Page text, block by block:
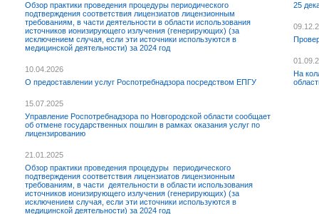
Обзор практики проведения процедуры периодического
подтверждения соответствия лицензиатов лицензионным
требованиям, в части деятельности в области использования
источников ионизирующего излучения (генерирующих) (за
исключением случая, если эти источники используются в
медицинской деятельности) за 2024 год
10.04.2026
О предоставлении услуг Роспотребнадзора посредством ЕПГУ
15.07.2025
Управление Роспотребнадзора по Новгородской области сообщает
об отмене государственных пошлин в рамках оказания услуг по
лицензированию
21.01.2025
Обзор практики проведения процедуры периодического
подтверждения соответствия лицензиатов лицензионным
требованиям, в части деятельности в области использования
источников ионизирующего излучения (генерирующих) (за
исключением случая, если эти источники используются в
медицинской деятельности) за 2024 год
25
На